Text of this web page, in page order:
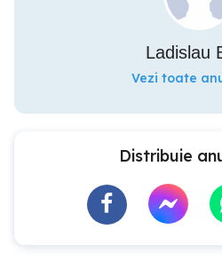
Ladislau
Vezi toate
Distribuie